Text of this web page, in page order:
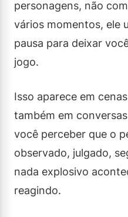
personagens, não
vários momentos, ele
pausa para deixar
jogo.
Isso aparece em
também em
você perceber que o
observado, julgado,
nada explosivo
reagindo.